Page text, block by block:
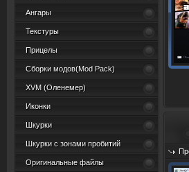
Ангары
Текстуры
Прицелы
Сборки модов(Mod Pack)
XVM (Oленемер)
Иконки
Шкурки
Шкурки с зонами пробитий
Оригинальные файлы